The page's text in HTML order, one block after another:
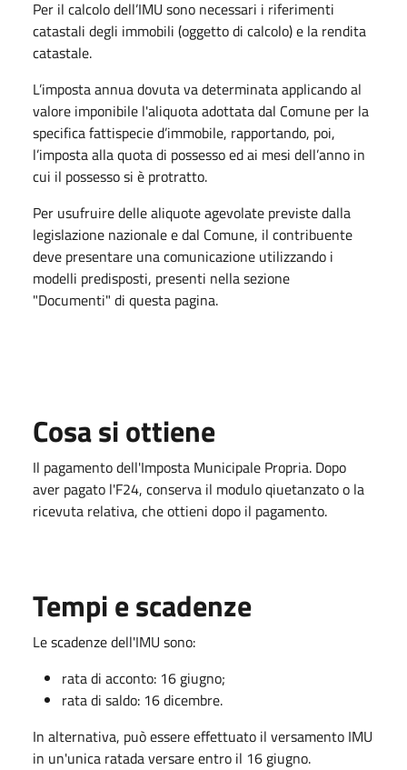
Per il calcolo dell’IMU sono necessari i riferimenti
catastali degli immobili (oggetto di calcolo) e la rendita
catastale.
L’imposta annua dovuta va determinata applicando al
valore imponibile l'aliquota adottata dal Comune per la
specifica fattispecie d’immobile, rapportando, poi,
l’imposta alla quota di possesso ed ai mesi dell’anno in
cui il possesso si è protratto.
Per usufruire delle aliquote agevolate previste dalla
legislazione nazionale e dal Comune, il contribuente
deve presentare una comunicazione utilizzando i
modelli predisposti, presenti nella sezione
"Documenti" di questa pagina.
Cosa si ottiene
Il pagamento dell'Imposta Municipale Propria. Dopo
aver pagato l'F24, conserva il modulo qiuetanzato o la
ricevuta relativa, che ottieni dopo il pagamento.
Tempi e scadenze
Le scadenze dell'IMU sono:
rata di acconto: 16 giugno;
rata di saldo: 16 dicembre.
In alternativa, può essere effettuato il versamento IMU
in un'unica ratada versare entro il 16 giugno.